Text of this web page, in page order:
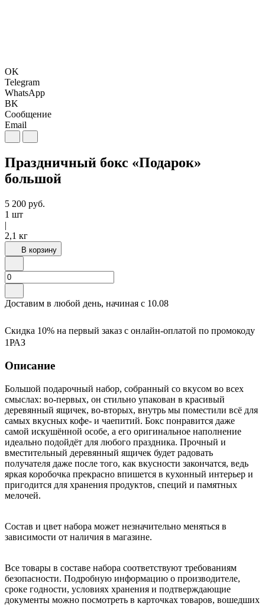
OK
Telegram
WhatsApp
BK
Сообщение
Email
Праздничный бокс «Подарок»
большой
5 200 руб.
1 шт
|
2,1 кг
В корзину
Доставим в любой день, начиная с 10.08
Скидка 10% на первый заказ с онлайн-оплатой по промокоду
1РАЗ
Описание
Большой подарочный набор, собранный со вкусом во всех
смыслах: во-первых, он стильно упакован в красивый
деревянный ящичек, во-вторых, внутрь мы поместили всё для
самых вкусных кофе- и чаепитий. Бокс понравится даже
самой искушённой особе, а его оригинальное наполнение
идеально подойдёт для любого праздника. Прочный и
вместительный деревянный ящичек будет радовать
получателя даже после того, как вкусности закончатся, ведь
яркая коробочка прекрасно впишется в кухонный интерьер и
пригодится для хранения продуктов, специй и памятных
мелочей.
Состав и цвет набора может незначительно меняться в
зависимости от наличия в магазине.
Все товары в составе набора соответствуют требованиям
безопасности. Подробную информацию о производителе,
сроке годности, условиях хранения и подтверждающие
документы можно посмотреть в карточках товаров, вошедших